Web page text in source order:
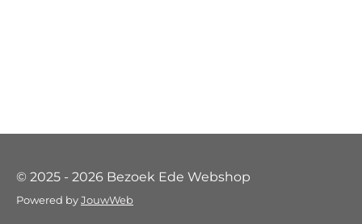
© 2025 - 2026 Bezoek Ede Webshop
Powered byJouwWeb